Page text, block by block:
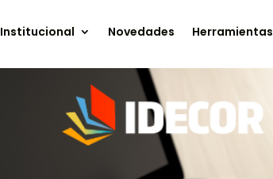
Institucional Novedades Herramientas